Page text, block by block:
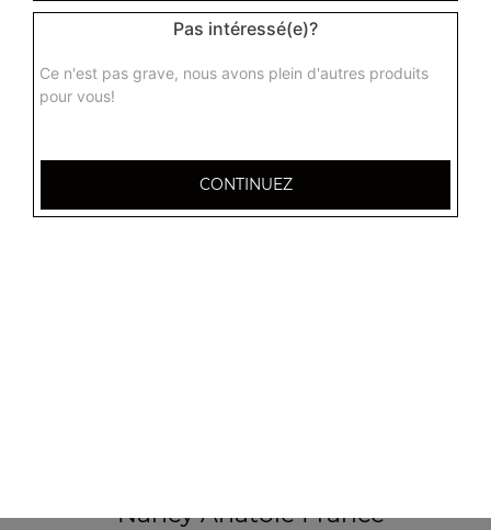
Nancy Anatole France
Pas intéressé(e)?
Ce n'est pas grave, nous avons plein d'autres produits
pour vous!
CONTINUEZ